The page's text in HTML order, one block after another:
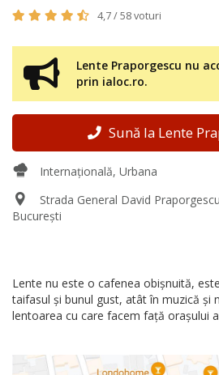
4,7 / 58 voturi
Lente Praporgescu nu
prin ialoc.ro.
Sună la Lente
Internațională, Urbana
Strada General David
București
Lente nu este o cafenea obișnuită,
taifasul și bunul gust, atât în muzică și
lentoarea cu care facem față orașului